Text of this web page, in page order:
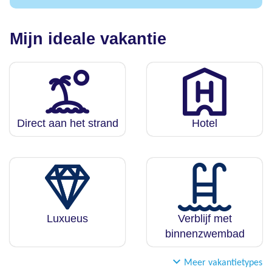
Mijn ideale vakantie
Direct aan het strand Hotel
Luxueus
Verblijf met
binnenzwembad
Meer vakantietypes